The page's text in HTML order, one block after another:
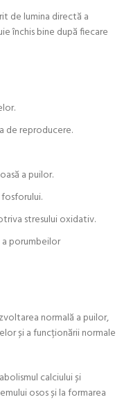
de lumina directă a
închis bine după fiecare
de reproducere.
a puilor.
stresului oxidativ.
porumbeilor
normală a puilor,
și a funcționării normale
calciului și
osos și la formarea